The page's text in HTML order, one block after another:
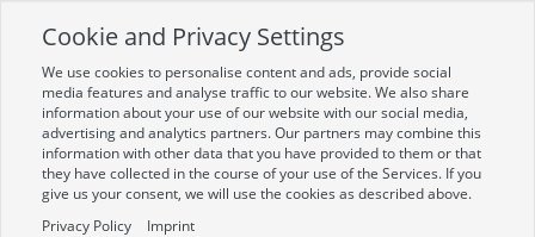
Zur mobilen Kompaktversion (Login erforderlich)
Toggle
navigation
Cookie and Privacy Settings
We use cookies to personalise content and ads, provide social
media features and analyse traffic to our website. We also share
information about your use of our website with our social media,
advertising and analytics partners. Our partners may combine this
information with other data that you have provided to them or that
they have collected in the course of your use of the Services. If you
give us your consent, we will use the cookies as described above.
Privacy Policy
Imprint